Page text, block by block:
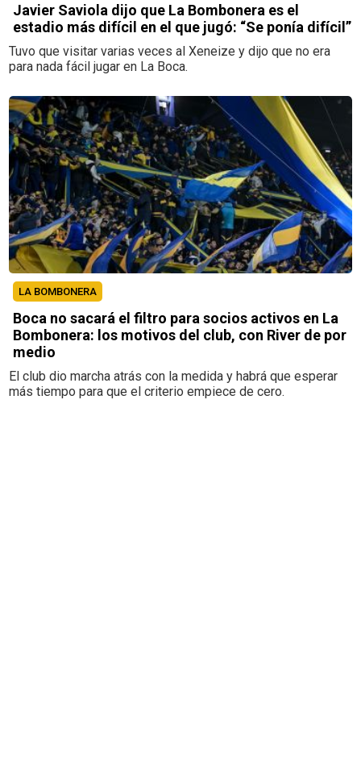
Javier Saviola dijo que La Bombonera es el
estadio más difícil en el que jugó: “Se ponía difícil”
Tuvo que visitar varias veces al Xeneize y dijo que no era
para nada fácil jugar en La Boca.
LA BOMBONERA
Boca no sacará el filtro para socios activos en La
Bombonera: los motivos del club, con River de por
medio
El club dio marcha atrás con la medida y habrá que esperar
más tiempo para que el criterio empiece de cero.